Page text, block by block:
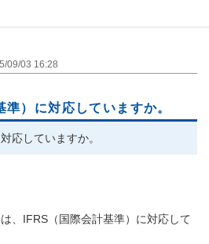
09/03 16:28
準）に対応していますか。
応していますか。
、IFRS（国際会計基準）に対応して